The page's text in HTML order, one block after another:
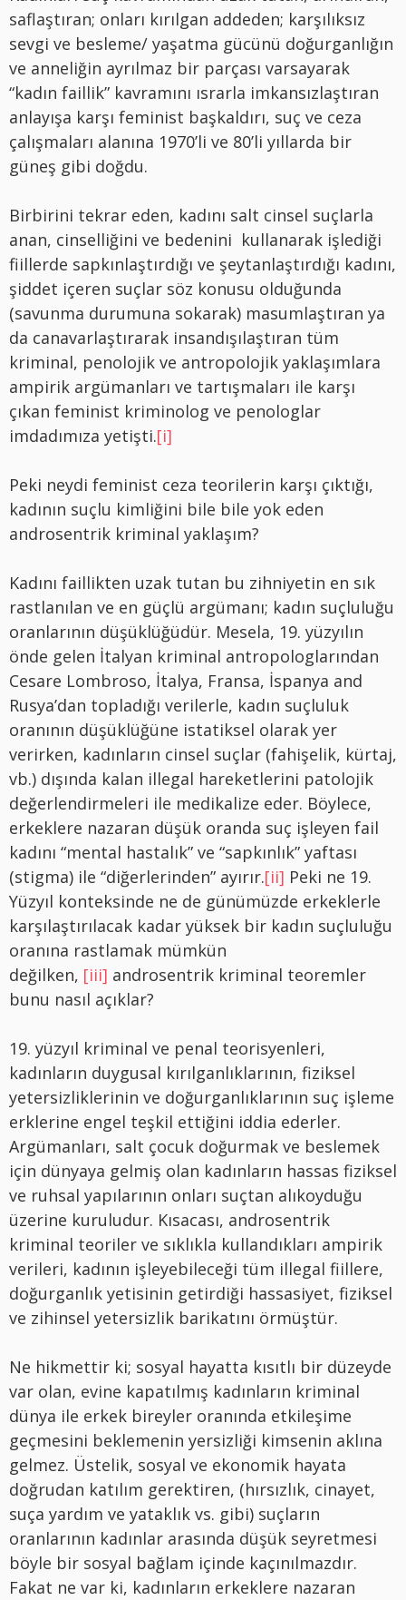
saflaştıran; onları kırılgan addeden; karşılıksız
sevgi ve besleme/ yaşatma gücünü doğurganlığın
ve anneliğin ayrılmaz bir parçası varsayarak
“kadın faillik” kavramını ısrarla imkansızlaştıran
anlayışa karşı feminist başkaldırı, suç ve ceza
çalışmaları alanına 1970’li ve 80’li yıllarda bir
güneş gibi doğdu.
Birbirini tekrar eden, kadını salt cinsel suçlarla
anan, cinselliğini ve bedenini kullanarak işlediği
fiillerde sapkınlaştırdığı ve şeytanlaştırdığı kadını,
şiddet içeren suçlar söz konusu olduğunda
(savunma durumuna sokarak) masumlaştıran ya
da canavarlaştırarak insandışılaştıran tüm
kriminal, penolojik ve antropolojik yaklaşımlara
ampirik argümanları ve tartışmaları ile karşı
çıkan feminist kriminolog ve penologlar
imdadımıza yetişti.[i]
Peki neydi feminist ceza teorilerin karşı çıktığı,
kadının suçlu kimliğini bile bile yok eden
androsentrik kriminal yaklaşım?
Kadını faillikten uzak tutan bu zihniyetin en sık
rastlanılan ve en güçlü argümanı; kadın suçluluğu
oranlarının düşüklüğüdür. Mesela, 19. yüzyılın
önde gelen İtalyan kriminal antropologlarından
Cesare Lombroso, İtalya, Fransa, İspanya and
Rusya’dan topladığı verilerle, kadın suçluluk
oranının düşüklüğüne istatiksel olarak yer
verirken, kadınların cinsel suçlar (fahişelik, kürtaj,
vb.) dışında kalan illegal hareketlerini patolojik
değerlendirmeleri ile medikalize eder. Böylece,
erkeklere nazaran düşük oranda suç işleyen fail
kadını “mental hastalık” ve “sapkınlık” yaftası
(stigma) ile “diğerlerinden” ayırır.[ii] Peki ne 19.
Yüzyıl konteksinde ne de günümüzde erkeklerle
karşılaştırılacak kadar yüksek bir kadın suçluluğu
oranına rastlamak mümkün
değilken, [iii] androsentrik kriminal teoremler
bunu nasıl açıklar?
19. yüzyıl kriminal ve penal teorisyenleri,
kadınların duygusal kırılganlıklarının, fiziksel
yetersizliklerinin ve doğurganlıklarının suç işleme
erklerine engel teşkil ettiğini iddia ederler.
Argümanları, salt çocuk doğurmak ve beslemek
için dünyaya gelmiş olan kadınların hassas fiziksel
ve ruhsal yapılarının onları suçtan alıkoyduğu
üzerine kuruludur. Kısacası, androsentrik
kriminal teoriler ve sıklıkla kullandıkları ampirik
verileri, kadının işleyebileceği tüm illegal fiillere,
doğurganlık yetisinin getirdiği hassasiyet, fiziksel
ve zihinsel yetersizlik barikatını örmüştür.
Ne hikmettir ki; sosyal hayatta kısıtlı bir düzeyde
var olan, evine kapatılmış kadınların kriminal
dünya ile erkek bireyler oranında etkileşime
geçmesini beklemenin yersizliği kimsenin aklına
gelmez. Üstelik, sosyal ve ekonomik hayata
doğrudan katılım gerektiren, (hırsızlık, cinayet,
suça yardım ve yataklık vs. gibi) suçların
oranlarının kadınlar arasında düşük seyretmesi
böyle bir sosyal bağlam içinde kaçınılmazdır.
Fakat ne var ki, kadınların erkeklere nazaran